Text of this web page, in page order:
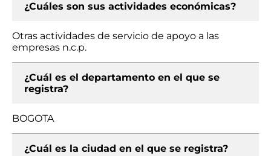
¿Cuáles son sus actividades económicas?
Otras actividades de servicio de apoyo a las
empresas n.c.p.
¿Cuál es el departamento en el que se
registra?
BOGOTA
¿Cuál es la ciudad en el que se registra?